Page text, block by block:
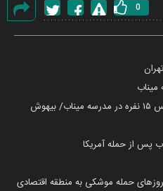
گزارش
0
روایت دانش‌آموز زنده مانده از کلاس ۱۵ نفره در مدرسه میناب/ بیهوش
پس از حمله آمریکا
حمله موشکی به منطقه اقتصادی